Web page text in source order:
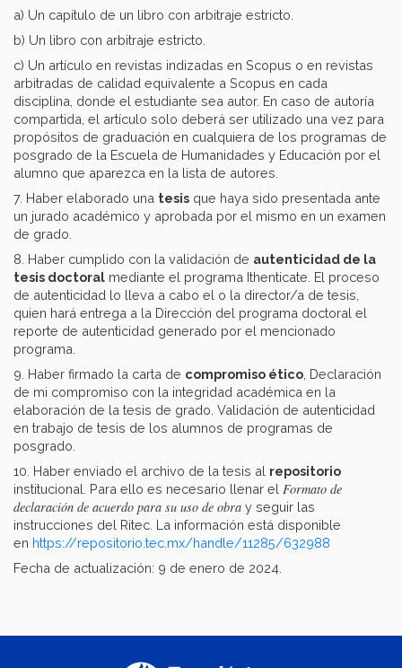
a) Un capítulo de un libro con arbitraje estricto.
b) Un libro con arbitraje estricto.
c) Un artículo en revistas indizadas en Scopus o en revistas
arbitradas de calidad equivalente a Scopus en cada
disciplina, donde el estudiante sea autor. En caso de autoría
compartida, el artículo solo deberá ser utilizado una vez para
propósitos de graduación en cualquiera de los programas de
posgrado de la Escuela de Humanidades y Educación por el
alumno que aparezca en la lista de autores.
7. Haber elaborado una tesis que haya sido presentada ante
un jurado académico y aprobada por el mismo en un examen
de grado.
8. Haber cumplido con la validación de autenticidad de la
tesis doctoral mediante el programa Ithenticate. El proceso
de autenticidad lo lleva a cabo el o la director/a de tesis,
quien hará entrega a la Dirección del programa doctoral el
reporte de autenticidad generado por el mencionado
programa.
9. Haber firmado la carta de compromiso ético, Declaración
de mi compromiso con la integridad académica en la
elaboración de la tesis de grado. Validación de autenticidad
en trabajo de tesis de los alumnos de programas de
posgrado.
10. Haber enviado el archivo de la tesis al repositorio
institucional. Para ello es necesario llenar el Formato de
declaración de acuerdo para su uso de obra y seguir las
instrucciones del Ritec. La información está disponible
en https://repositorio.tec.mx/handle/11285/632988
Fecha de actualización: 9 de enero de 2024.